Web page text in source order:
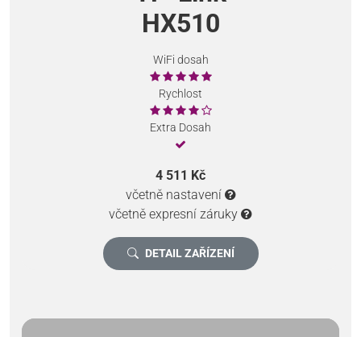
HX510
WiFi dosah
Rychlost
Extra Dosah
4 511 Kč
včetně nastavení
včetně expresní záruky
DETAIL ZAŘÍZENÍ